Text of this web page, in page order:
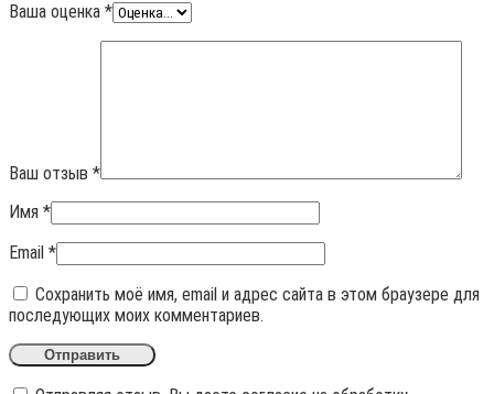
Ваша оценка *
Ваш отзыв *
Имя *
Email *
Сохранить моё имя, email и адрес сайта в этом браузере для
последующих моих комментариев.